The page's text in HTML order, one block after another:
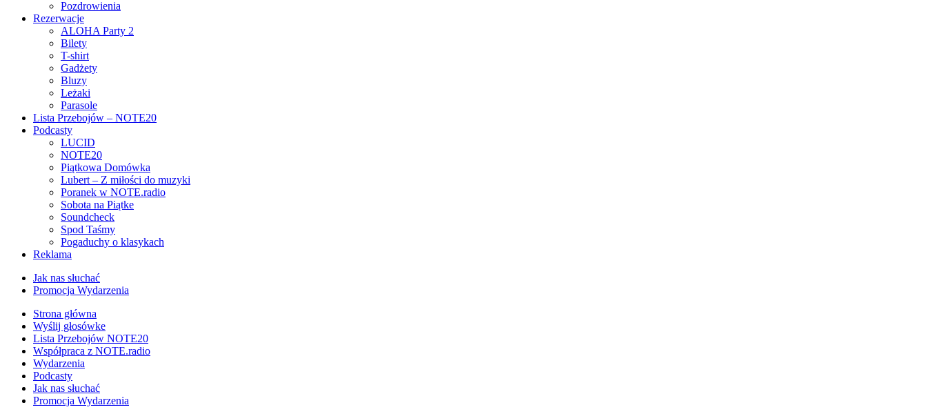
Pozdrowienia
Rezerwacje
ALOHA Party 2
Bilety
T-shirt
Gadżety
Bluzy
Leżaki
Parasole
Lista Przebojów – NOTE20
Podcasty
LUCID
NOTE20
Piątkowa Domówka
Lubert – Z miłości do muzyki
Poranek w NOTE.radio
Sobota na Piątke
Soundcheck
Spod Taśmy
Pogaduchy o klasykach
Reklama
Jak nas słuchać
Promocja Wydarzenia
Strona główna
Wyślij głosówke
Lista Przebojów NOTE20
Współpraca z NOTE.radio
Wydarzenia
Podcasty
Jak nas słuchać
Promocja Wydarzenia